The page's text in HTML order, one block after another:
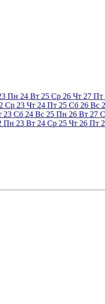
Пн 24 Вт 25 Ср 26 Чт 27 Пт
Ср 23 Чт 24 Пт 25 Сб 26 Вс
23 Сб 24 Вс 25 Пн 26 Вт 27
Пн 23 Вт 24 Ср 25 Чт 26 Пт